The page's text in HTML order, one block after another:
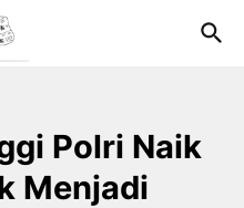
Polri Naik
Menjadi